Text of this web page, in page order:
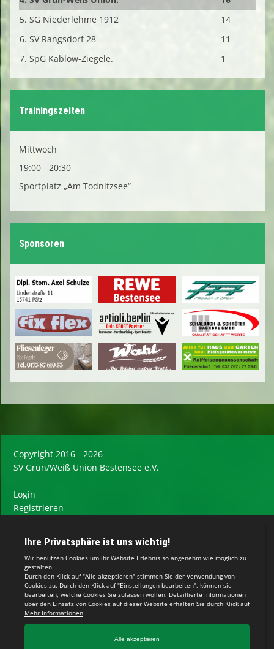
5. SG Niederlehme 1912
14
6. SV Rangsdorf 28
11
7. SpG Kablow-Ziegele.
1
Trainingszeiten
Mittwoch
19:00 - 20:30
Sportplatz „Am Todnitzsee“
Sponsoren
Copyright 2016 - 2026
SV Grün/Weiß Union Bestensee e.V.
Login
Registrieren
Datenschutzerklärung
Teamsports 2
Dein Sportverein online